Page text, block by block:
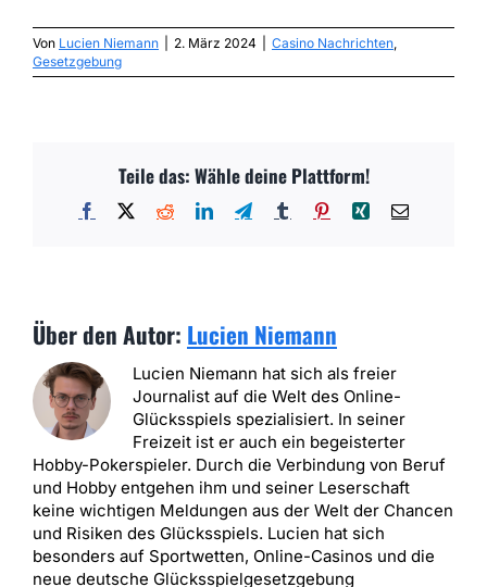
Von Lucien Niemann 2. März 2024 Casino Nachrichten,
Gesetzgebung
Teile das: Wähle deine Plattform!
Facebook RedditLinkedInTelegramTumblr PinterestXing E-
Über den Autor: Lucien Niemann
Lucien Niemann hat sich als freier
Journalist auf die Welt des Online-
Glücksspiels spezialisiert. In seiner
Freizeit ist er auch ein begeisterter
Hobby-Pokerspieler. Durch die Verbindung von Beruf
und Hobby entgehen ihm und seiner Leserschaft
keine wichtigen Meldungen aus der Welt der Chancen
und Risiken des Glücksspiels. Lucien hat sich
besonders auf Sportwetten, Online-Casinos und die
neue deutsche Glücksspielgesetzgebung